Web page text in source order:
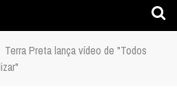
Terra Preta lança vídeo de "Todos